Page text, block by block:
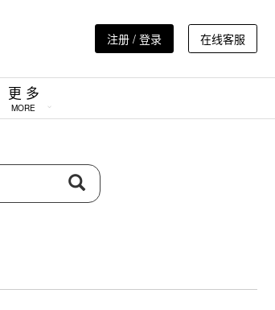
注册 / 登录 在线客服
更 多
MORE